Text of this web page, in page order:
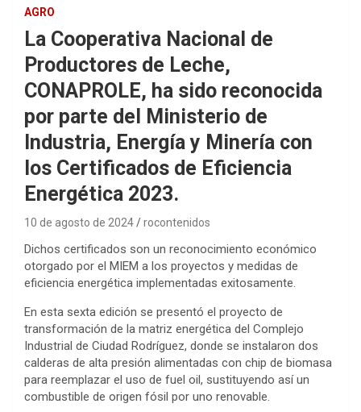
AGRO
La Cooperativa Nacional de
Productores de Leche,
CONAPROLE, ha sido reconocida
por parte del Ministerio de
Industria, Energía y Minería con
los Certificados de Eficiencia
Energética 2023.
10 de agosto de 2024 rocontenidos
Dichos certificados son un reconocimiento económico
otorgado por el MIEM a los proyectos y medidas de
eficiencia energética implementadas exitosamente.
En esta sexta edición se presentó el proyecto de
transformación de la matriz energética del Complejo
Industrial de Ciudad Rodríguez, donde se instalaron dos
calderas de alta presión alimentadas con chip de biomasa
para reemplazar el uso de fuel oil, sustituyendo así un
combustible de origen fósil por uno renovable.